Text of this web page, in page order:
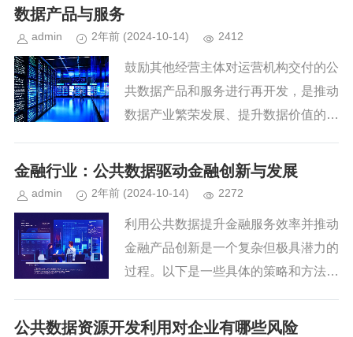
数据产品与服务
admin 2年前 (2024-10-14) 2412
鼓励其他经营主体对运营机构交付的公
共数据产品和服务进行再开发，是推动
数据产业繁荣发展、提升数据价值的重
进这一过程的实现：一、政策引导与支
金融行业：公共数据驱动金融创新与发展
admin 2年前 (2024-10-14) 2272
利用公共数据提升金融服务效率并推动
金融产品创新是一个复杂但极具潜力的
过程。以下是一些具体的策略和方法：
画像通过整合贷款、信用卡、存款等金
公共数据资源开发利用对企业有哪些风险